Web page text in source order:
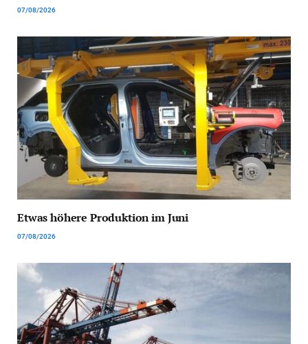
07/08/2026
Etwas höhere Produktion im Juni
07/08/2026